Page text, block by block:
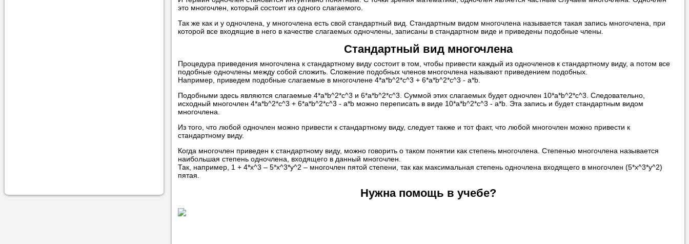
учеником.
это многочлен, который состоит из одного слагаемого.
Так же как и у одночлена, у многочлена есть свой стандартный вид. Стандартным видом многочлена называется такая запись многочлена, при
которой все входящие в него в качестве слагаемых одночлены, записаны в стандартном виде и приведены подобные члены.
Стандартный вид многочлена
Процедура приведения многочлена к стандартному виду состоит в том, чтобы привести каждый из одночленов к стандартному виду, а потом все
подобные одночлены между собой сложить. Сложение подобных членов многочлена называют приведением подобных.
Например, приведем подобные слагаемые в многочлене 4*a*b^2*c^3 + 6*a*b^2*c^3 - a*b.
Подобными здесь являются слагаемые 4*a*b^2*c^3 и 6*a*b^2*c^3. Суммой этих слагаемых будет одночлен 10*a*b^2*c^3. Следовательно,
исходный многочлен 4*a*b^2*c^3 + 6*a*b^2*c^3 - a*b можно переписать в виде 10*a*b^2*c^3 - a*b. Эта запись и будет стандартным видом
многочлена.
Из того, что любой одночлен можно привести к стандартному виду, следует также и тот факт, что любой многочлен можно привести к
стандартному виду.
Когда многочлен приведен к стандартному виду, можно говорить о таком понятии как степень многочлена. Степенью многочлена называется
наибольшая степень одночлена, входящего в данный многочлен.
Так, например, 1 + 4*x^3 – 5*x^3*y^2 – многочлен пятой степени, так как максимальная степень одночлена входящего в многочлен (5*x^3*y^2)
пятая.
Нужна помощь в учебе?